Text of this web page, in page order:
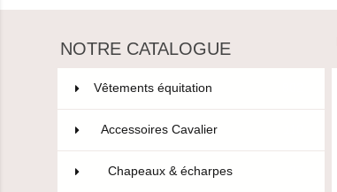
NOTRE CATALOGUE
Vêtements équitation
Accessoires Cavalier
Chapeaux & écharpes